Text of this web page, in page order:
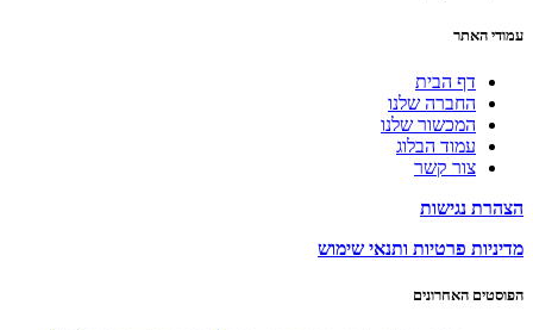
עמודי האתר
דף הבית
החברה שלנו
המכשור שלנו
עמוד הבלוג
צור קשר
הצהרת נגישות
מדיניות פרטיות ותנאי שימוש
הפוסטים האחרונים